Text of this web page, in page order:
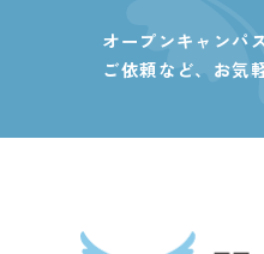
オープンキャンパ
ご依頼など、 お気